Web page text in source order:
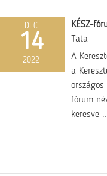
DEC
14
2022
KÉSZ-
Tata
A
a
fórum
keresve